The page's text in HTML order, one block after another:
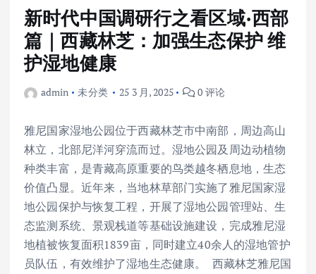
新时代中国调研行之看区域·西部
篇｜西藏林芝：加强生态保护 维
护湿地健康
admin 未分类 25 3 月, 2025 0 评论
雅尼国家湿地公园位于西藏林芝市中南部，周边高山
林立，北部尼洋河穿流而过。湿地公园及周边动植物
种类丰富，是青藏高原重要的鸟类越冬栖息地，生态
价值凸显。近年来，当地林草部门实施了雅尼国家湿
地公园保护与恢复工程，开展了湿地公园管理站、生
态监测系统、景观栈道等基础设施建设，完成雅尼湿
地植被恢复面积1839亩，同时建立40余人的湿地管护
员队伍，有效维护了湿地生态健康。 西藏林芝雅尼国